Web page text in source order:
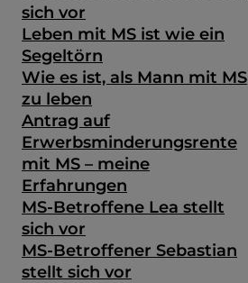
sich vor
Leben mit MS ist wie ein
Segeltörn
Wie es ist, als Mann mit MS
zu leben
Antrag auf
Erwerbsminderungsrente
mit MS – meine
Erfahrungen
MS-Betroffene Lea stellt
sich vor
MS-Betroffener Sebastian
stellt sich vor